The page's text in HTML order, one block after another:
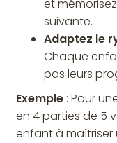
et
suivante.
Adaptez le
Chaque
pas leurs
Exemple : Pour
en 4 parties de 5
enfant à maîtriser